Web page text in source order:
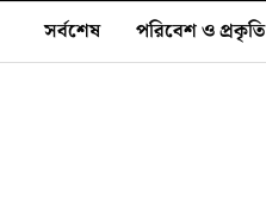
সর্বশেষ পরিবেশ ও প্রকৃতি